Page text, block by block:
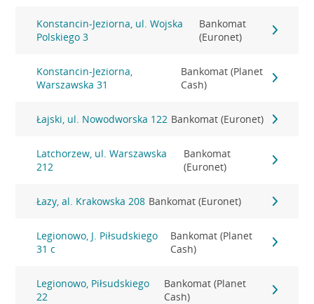
Konstancin-Jeziorna, ul. Wojska
Polskiego 3
Bankomat
(Euronet)
Konstancin-Jeziorna,
Warszawska 31
Bankomat (Planet
Cash)
Łajski, ul. Nowodworska 122 Bankomat (Euronet)
Latchorzew, ul. Warszawska
212
Bankomat
(Euronet)
Łazy, al. Krakowska 208 Bankomat (Euronet)
Legionowo, J. Piłsudskiego
31 c
Bankomat (Planet
Cash)
Legionowo, Piłsudskiego
22
Bankomat (Planet
Cash)